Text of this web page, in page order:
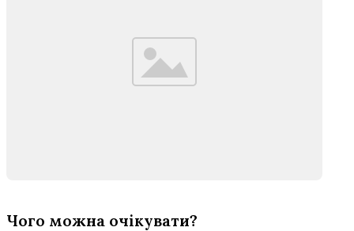
Чого можна очікувати?